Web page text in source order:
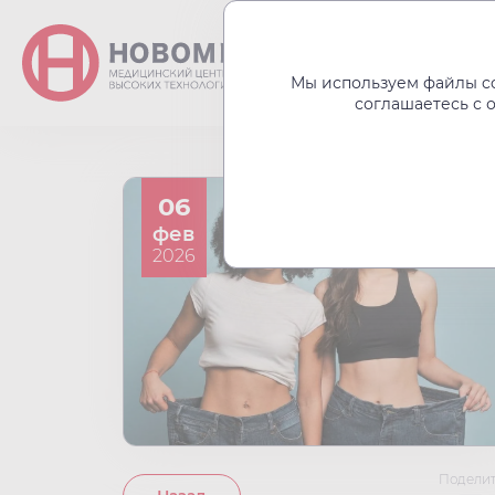
06
фев
2026
Мы используем файлы
соглашаетесь с